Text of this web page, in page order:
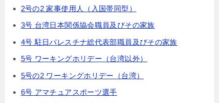
2号の2 家事使用人（入国帯同型）
3号 台湾日本関係協会職員及びその家族
4号 駐日パレスチナ総代表部職員及びその家族
5号 ワーキングホリデー（台湾以外）
5号の2 ワーキングホリデー（台湾）
6号 アマチュアスポーツ選手